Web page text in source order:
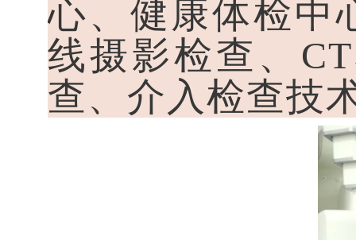
心、健康体检中
线摄影检查、
查、介入检查技